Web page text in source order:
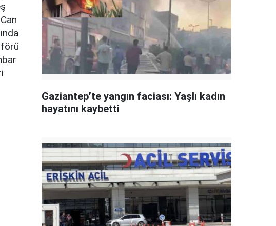
Gaziantep’te yangın faciası: Yaşlı kadın
hayatını kaybetti